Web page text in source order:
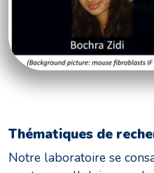
Thématiques de
Notre laboratoire se